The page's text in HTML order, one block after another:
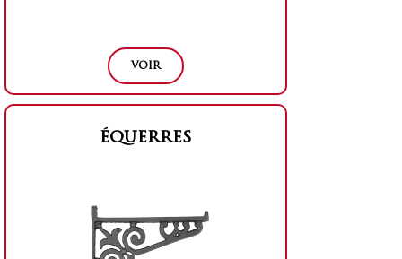
voir
équerres